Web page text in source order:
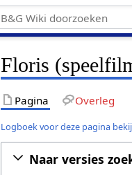
Floris
Pagina Overleg
Logboek voor deze pagina
Naar versies